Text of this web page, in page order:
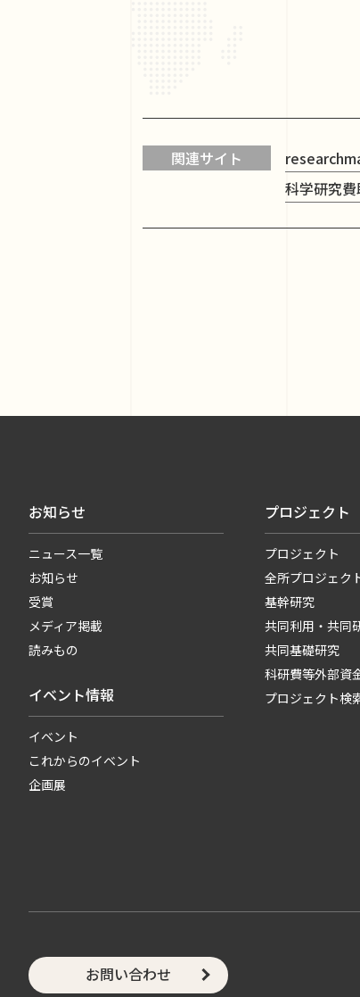
関連サイト
科学研究
お知らせ
ニュース一覧
お知らせ
受賞
メディア掲載
読みもの
イベント情報
イベント
これからのイベント
企画展
プロジェクト
プロジェクト
全所プロジェク
基幹研究
共同利用・共同
共同基礎研究
科研費等外部資
プロジェクト検
お問い合わせ